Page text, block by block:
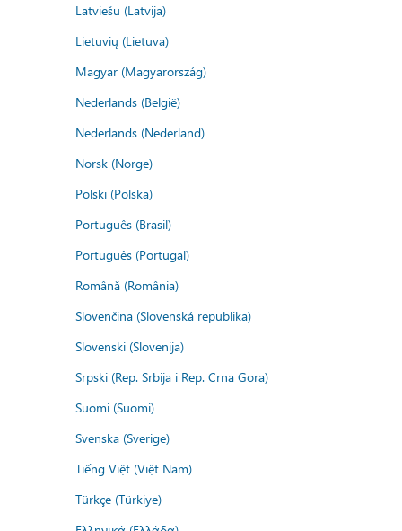
Latviešu (Latvija)
Lietuvių (Lietuva)
Magyar (Magyarország)
Nederlands (België)
Nederlands (Nederland)
Norsk (Norge)
Polski (Polska)
Português (Brasil)
Português (Portugal)
Română (România)
Slovenčina (Slovenská republika)
Slovenski (Slovenija)
Srpski (Rep. Srbija i Rep. Crna Gora)
Suomi (Suomi)
Svenska (Sverige)
Tiếng Việt (Việt Nam)
Türkçe (Türkiye)